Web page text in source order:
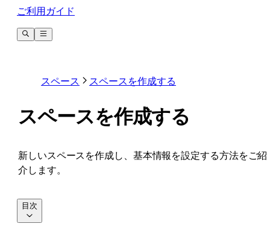
ご利用ガイド
スペース スペースを作成する
スペースを作成する
新しいスペースを作成し、基本情報を設定する方法をご紹
介します。
目次